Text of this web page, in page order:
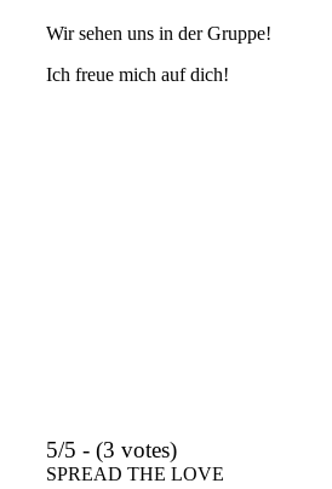
Wir sehen uns in der Gruppe!
Ich freue mich auf dich!
5/5 - (3 votes)
SPREAD THE LOVE